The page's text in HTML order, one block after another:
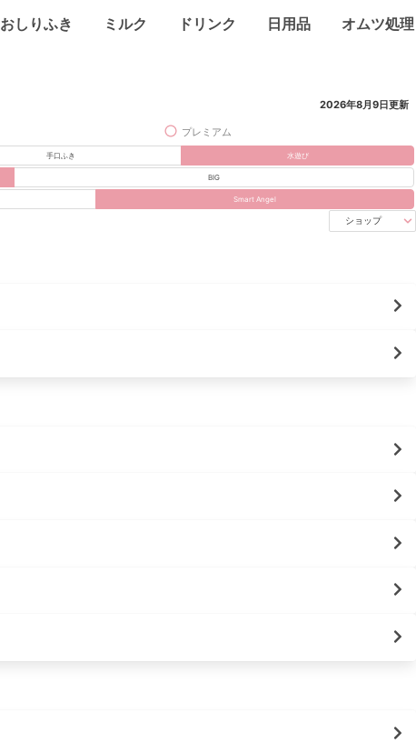
おしりふき ミルク ドリンク 日用品 オムツ処理
2026年8月9日更新
プレミアム
手口ふき 水遊び
BIG
Smart Angel
ショップ